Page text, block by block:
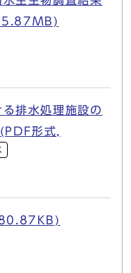
5.87MB)
排水処理施設の
形式,